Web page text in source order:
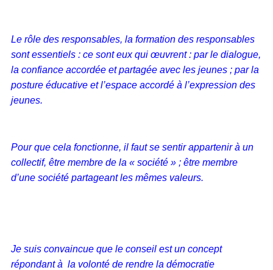
Le rôle des responsables, la formation des responsables
sont essentiels : ce sont eux qui œuvrent : par le dialogue,
la confiance accordée et partagée avec les jeunes ; par la
posture éducative et l’espace accordé à l’expression des
jeunes.
Pour que cela fonctionne, il faut se sentir appartenir à un
collectif, être membre de la « société » ; être membre
d’une société partageant les mêmes valeurs.
Je suis convaincue que le conseil est un concept
répondant à la volonté de rendre la démocratie